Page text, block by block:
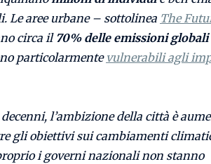
aree urbane – sottolinea The
circa il 70% delle emissioni globali
particolarmente vulnerabili agli
l’ambizione della città è
gli obiettivi sui cambiamenti
i governi nazionali non stanno